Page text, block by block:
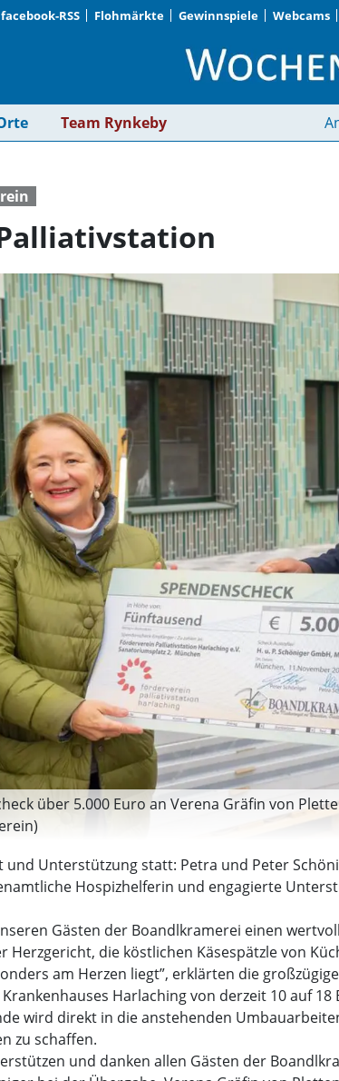
facebook-RSS Flohmärkte Gewinnspiele Webcams
für
Team Rynkeby
über 5.000 Euro an Verena Gräfin von
Unterstützung statt: Petra und Peter
Hospizhelferin und engagierte
Gästen der Boandlkramerei einen
die köstlichen Käsespätzle von
am Herzen liegt”, erklärten die
Harlaching von derzeit 10 auf
wird direkt in die anstehenden
zu schaffen.
und danken allen Gästen der